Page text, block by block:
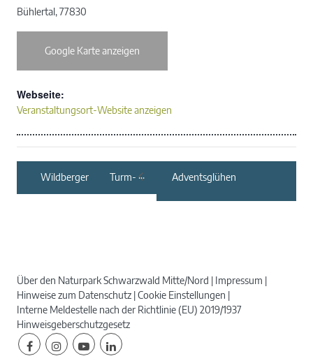
Bühlertal,77830
Google Karte anzeigen
Webseite:
Veranstaltungsort-Website anzeigen
Wildberger Turm-
Adventsglühen
Über den Naturpark Schwarzwald Mitte/Nord
Impressum
Hinweise zum Datenschutz Cookie Einstellungen
Interne Meldestelle nach der Richtlinie (EU) 2019/1937
Hinweisgeberschutzgesetz